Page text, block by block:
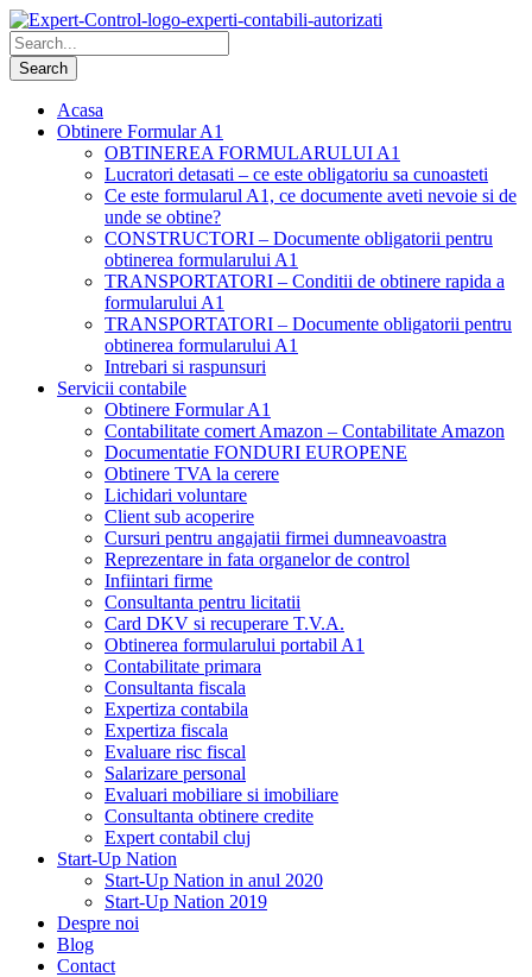
Acasa
Obtinere Formular A1
OBTINEREA FORMULARULUI A1
Lucratori detasati – ce este obligatoriu sa cunoasteti
Ce este formularul A1, ce documente aveti nevoie si de
unde se obtine?
CONSTRUCTORI – Documente obligatorii pentru
obtinerea formularului A1
TRANSPORTATORI – Conditii de obtinere rapida a
formularului A1
TRANSPORTATORI – Documente obligatorii pentru
obtinerea formularului A1
Intrebari si raspunsuri
Servicii contabile
Obtinere Formular A1
Contabilitate comert Amazon – Contabilitate Amazon
Documentatie FONDURI EUROPENE
Obtinere TVA la cerere
Lichidari voluntare
Client sub acoperire
Cursuri pentru angajatii firmei dumneavoastra
Reprezentare in fata organelor de control
Infiintari firme
Consultanta pentru licitatii
Card DKV si recuperare T.V.A.
Obtinerea formularului portabil A1
Contabilitate primara
Consultanta fiscala
Expertiza contabila
Expertiza fiscala
Evaluare risc fiscal
Salarizare personal
Evaluari mobiliare si imobiliare
Consultanta obtinere credite
Expert contabil cluj
Start-Up Nation
Start-Up Nation in anul 2020
Start-Up Nation 2019
Despre noi
Blog
Contact